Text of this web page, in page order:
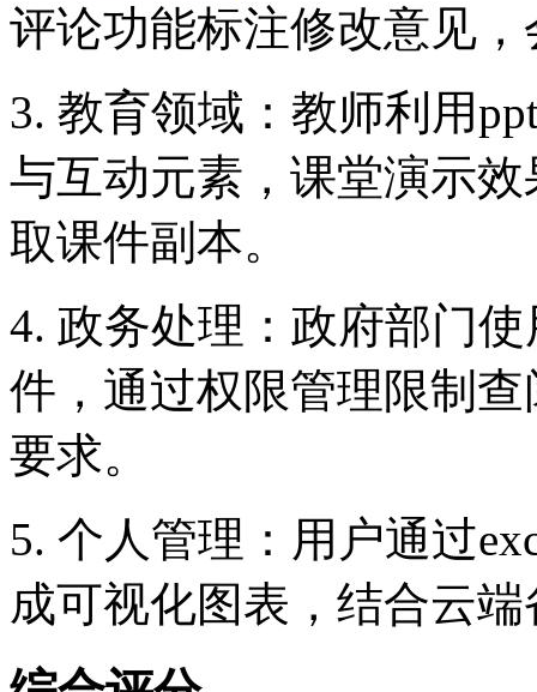
评论功能标注修改意见
3. 教育领域：教师利用
与互动元素，课堂演示
取课件副本。
4. 政务处理：政府部门
件，通过权限管理限制
要求。
5. 个人管理：用户通过
成可视化图表，结合云